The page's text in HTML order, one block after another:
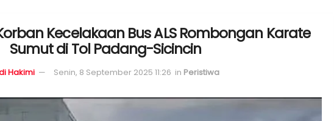
Kecelakaan Bus ALS Rombongan Karate
Sumut di Tol Padang-Sicincin
Hakimi Senin, 8 September 2025 11:26 in Peristiwa